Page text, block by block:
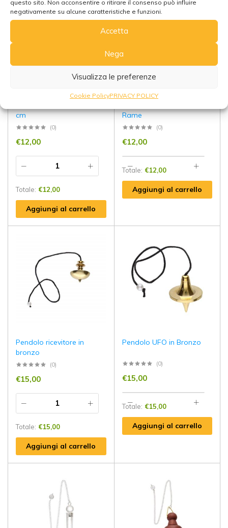
questo sito. Non acconsentire o ritirare il consenso può influire
negativamente su alcune caratteristiche e funzioni.
Accetta
Nega
Visualizza le preferenze
Cookie PolicyPRIVACY POLICY
cm
(0)
€12,00
Totale: €12,00
Aggiungi al carrello
Rame
(0)
€12,00
Totale: €12,00
Aggiungi al carrello
Pendolo ricevitore in
bronzo
(0)
€15,00
Totale: €15,00
Aggiungi al carrello
Pendolo UFO in Bronzo
(0)
€15,00
Totale: €15,00
Aggiungi al carrello